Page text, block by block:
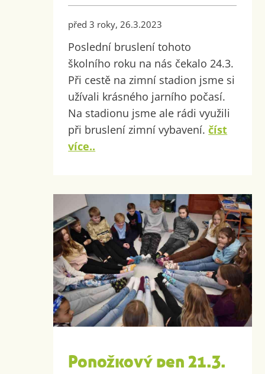
před 3 roky, 26.3.2023
Poslední bruslení tohoto
školního roku na nás čekalo 24.3.
Při cestě na zimní stadion jsme si
užívali krásného jarního počasí.
Na stadionu jsme ale rádi využili
při bruslení zimní vybavení.číst
více..
Ponožkový den 21.3.